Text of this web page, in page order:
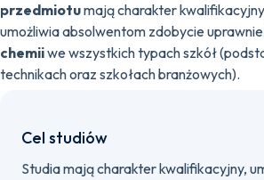
przedmiotumają charakter
umożliwia absolwentom zdobycie
chemiiwe wszystkich typach szkół
technikach oraz szkołach branżowych).
Cel studiów
Studia mają charakter kwalifikacyjny,